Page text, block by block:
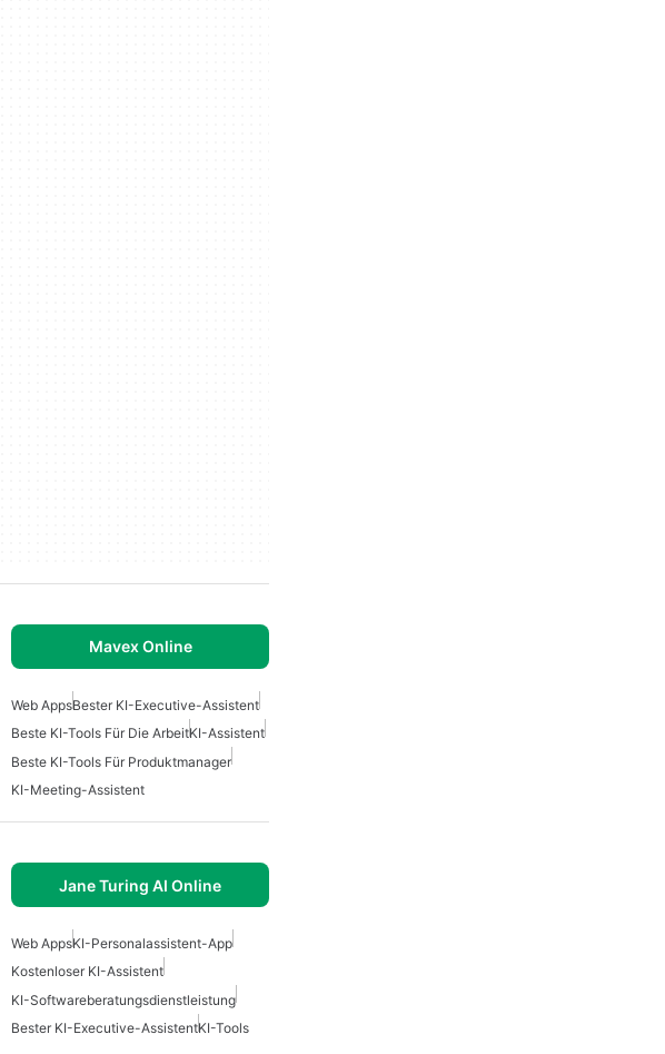
Mavex Online
Web AppsBester KI-Executive-Assistent
Beste KI-Tools Für Die ArbeitKI-Assistent
Beste KI-Tools Für Produktmanager
KI-Meeting-Assistent
Jane Turing AI Online
Web AppsKI-Personalassistent-App
Kostenloser KI-Assistent
KI-Softwareberatungsdienstleistung
Bester KI-Executive-AssistentKI-Tools